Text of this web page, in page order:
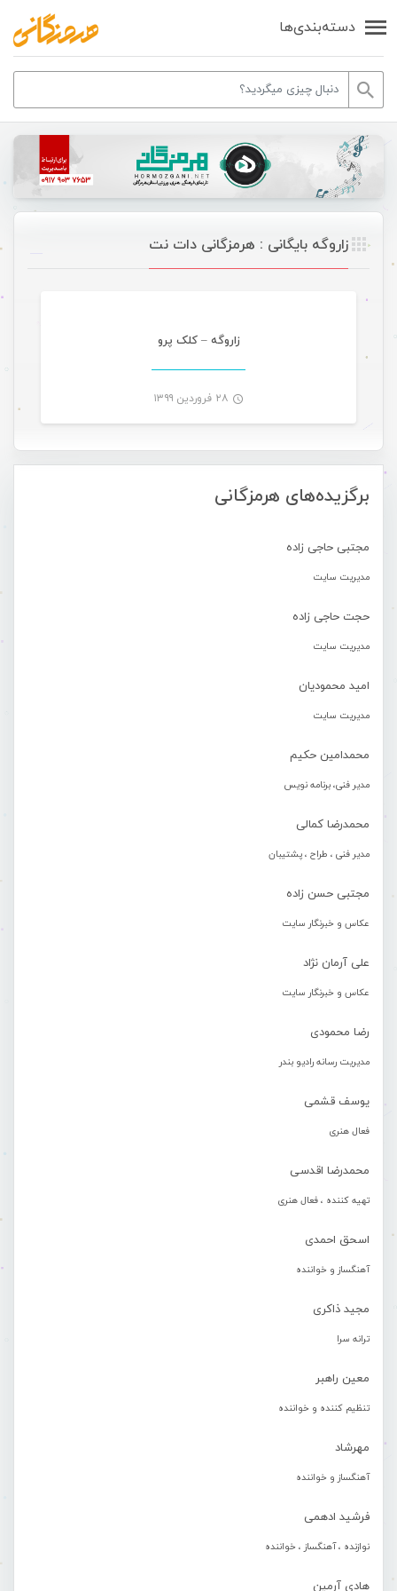
دسته‌بندی‌ها
برگزیده‌های هرمزگانی
مجتبی حاجی زاده
مدیریت سایت
حجت حاجی زاده
مدیریت سایت
امید محمودیان
مدیریت سایت
محمدامین حکیم
مدیر فنی، برنامه نویس
محمدرضا کمالی
مدیر فنی ، طراح ، پشتیبان
مجتبی حسن زاده
عکاس و خبرنگار سایت
علی آرمان نژاد
عکاس و خبرنگار سایت
رضا محمودی
مدیریت رسانه رادیو بندر
یوسف قشمی
فعال هنری
محمدرضا اقدسی
تهیه کننده ، فعال هنری
اسحق احمدی
آهنگساز و خواننده
مجید ذاکری
ترانه سرا
معین راهبر
تنظیم کننده و خواننده
مهرشاد
آهنگساز و خواننده
فرشید ادهمی
نوازنده ، آهنگساز ، خواننده
هادی آرمین
زاروگه بایگانی : هرمزگانی دات نت
زاروگه – کلک پرو
۲۸ فروردین ۱۳۹۹